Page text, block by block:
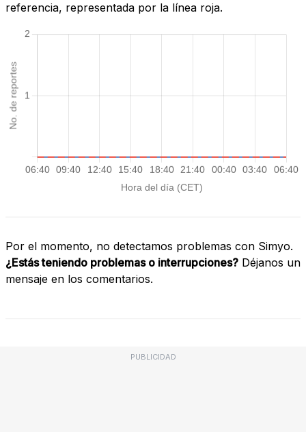
referencia, representada por la línea roja.
Por el momento, no detectamos problemas con Simyo.
¿Estás teniendo problemas o interrupciones? Déjanos un
mensaje en los comentarios.
PUBLICIDAD